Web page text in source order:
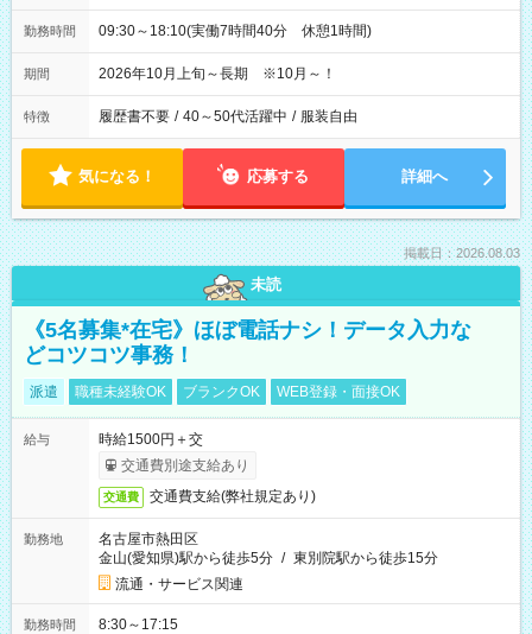
勤務時間 09:30～18:10(実働7時間40分 休憩1時間)
期間 2026年10月上旬～長期 ※10月～！
特徴 履歴書不要 / 40～50代活躍中 / 服装自由
気になる！ 応募する 詳細へ
掲載日：2026.08.03
未読
《5名募集*在宅》ほぼ電話ナシ！データ入力な
どコツコツ事務！
派遣 職種未経験OK ブランクOK WEB登録・面接OK
給与
時給1500円＋交
交通費別途支給あり
交通費 交通費支給(弊社規定あり)
勤務地
名古屋市熱田区
金山(愛知県)駅から徒歩5分 / 東別院駅から徒歩15分
流通・サービス関連
勤務時間 8:30～17:15